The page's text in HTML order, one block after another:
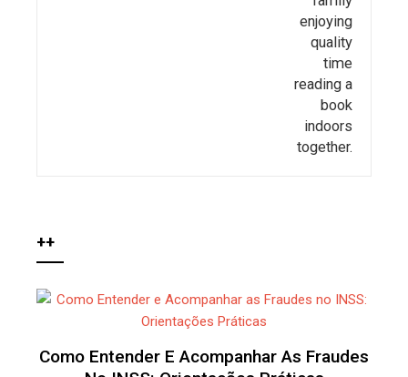
++
Como Entender E Acompanhar As Fraudes